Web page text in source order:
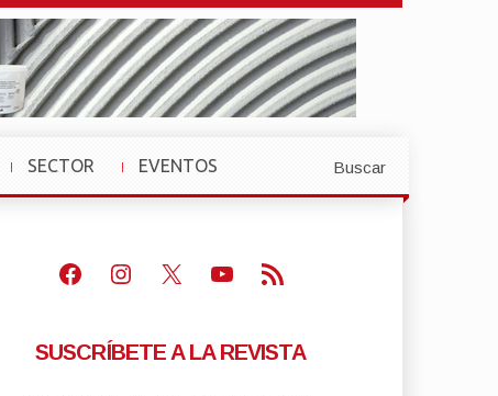
SECTOR
»
EVENTOS
»
Buscar
Facebook
Instagram
X Youtube
Feed RSS
SUSCRÍBETE A LA REVISTA